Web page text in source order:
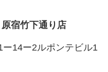
宿竹下通り店
14ー2ルポンテビル1